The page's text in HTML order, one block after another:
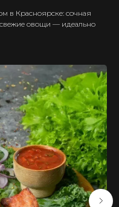
в Красноярске: сочная
овощи — идеально